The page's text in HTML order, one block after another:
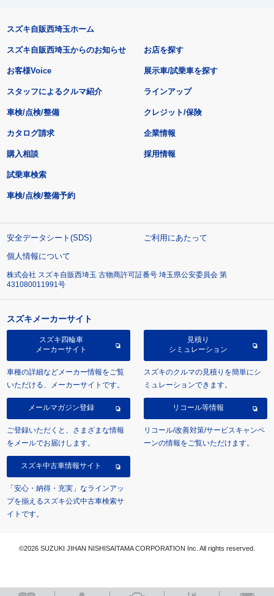
スズキ自販西埼玉ホーム
スズキ自販西埼玉からのお知らせ
お客様Voice
スタッフによるクルマ紹介
お店を探す
展示車/試乗車を探す
ラインアップ
車検/点検/整備 クレジット/保険
カタログ請求
購入相談
試乗車検索
車検/点検/整備予約
企業情報
採用情報
安全データシート(SDS)
ご利用にあたって
個人情報について
株式会社 スズキ自販西埼玉 古物商許可証番号 埼玉県公安委員会 第
431080011991号
スズキメーカーサイト
スズキ四輪車
メーカーサイト
車種の詳細などメーカー情報をご覧
いただける、メーカーサイトです。
見積り
シミュレーション
スズキのクルマの見積りを簡単にシ
ミュレーションできます。
メールマガジン登録
ご登録いただくと、さまざまな情報
をメールでお届けします。
リコール等情報
リコール/改善対策/サービスキャンペ
ーンの情報をご覧いただけます。
スズキ中古車情報サイト
「安心・納得・充実」なラインアッ
プを揃えるスズキ公式中古車検索サ
イトです。
©2026 SUZUKI JIHAN NISHISAITAMA CORPORATION Inc. All rights reserved.